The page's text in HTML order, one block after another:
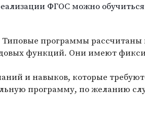
ФГОС можно
программы рассчитаны
функций. Они имеют
и навыков, которые
программу, по желанию